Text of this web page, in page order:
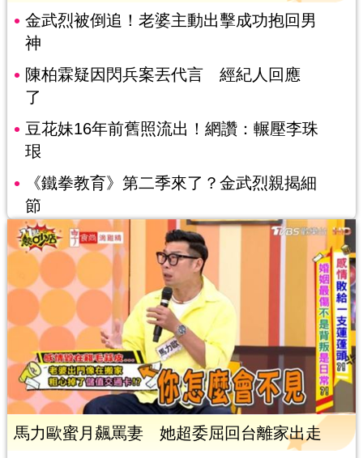
金武烈被倒追！老婆主動出擊成功抱回男
神
陳柏霖疑因閃兵案丟代言 經紀人回應
了
豆花妹16年前舊照流出！網讚：輾壓李珠
珢
《鐵拳教育》第二季來了？金武烈親揭細
節
馬力歐蜜月飆罵妻 她超委屈回台離家出走